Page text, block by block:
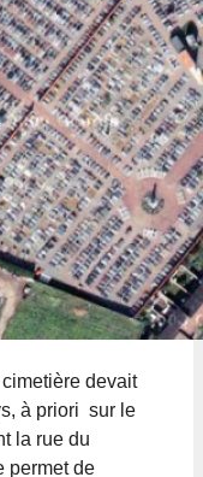
devait
à priori sur le
la rue du
permet de